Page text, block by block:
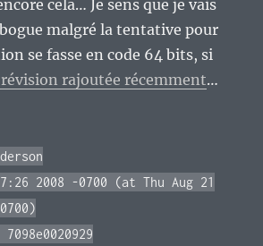
cela… Je sens que je vais
malgré la tentative pour
se fasse en code 64 bits, si
rajoutée récemment…
2008 -0700 (at Thu Aug 21